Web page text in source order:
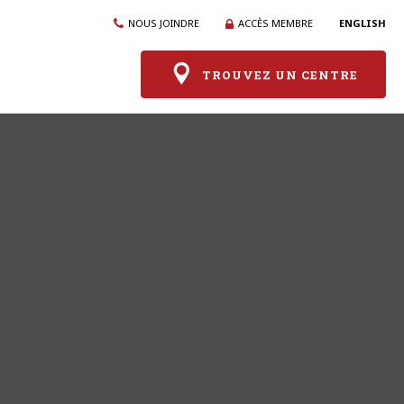
NOUS JOINDRE ACCÈS MEMBRE ENGLISH
TROUVEZ UN CENTRE